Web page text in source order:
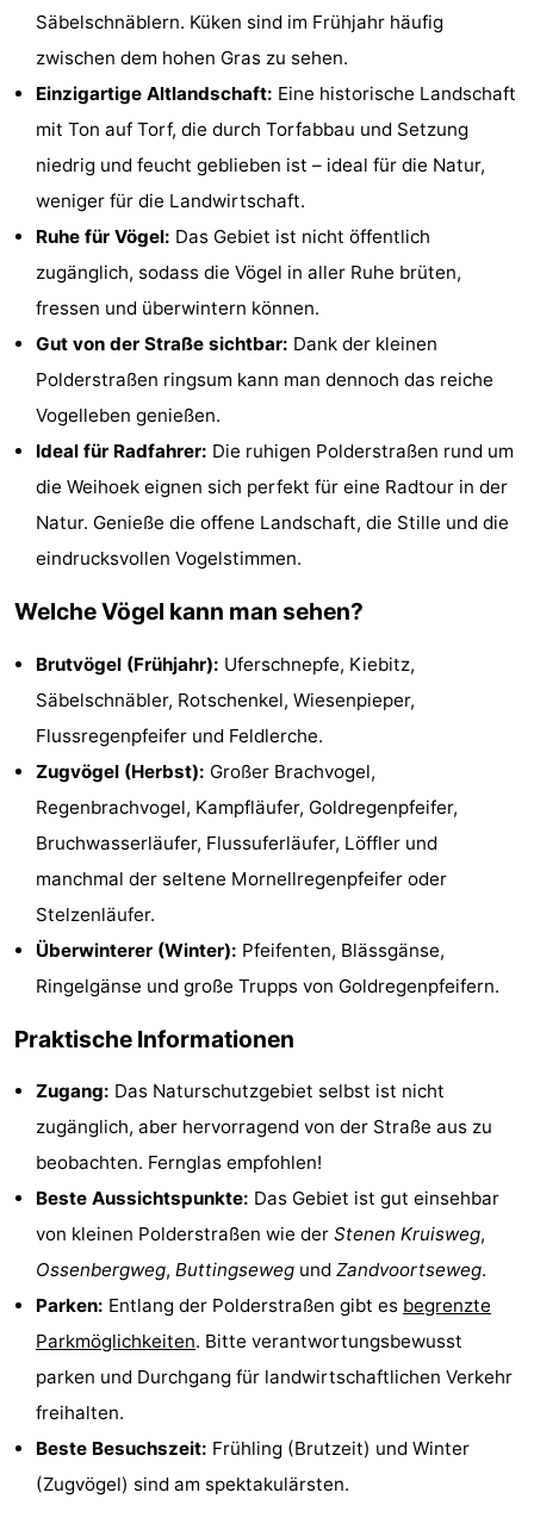
tun
Museen
Denkmäler
Mühlen
Leuchtturme
-
Aussichtspunkte
Attraktionen
-
Spielplätze
Indoor-
Spielplätze
-
Bowling
Minigolfplätze
Wellness-
Zentren
Dörfer
&
Städte
Natur
Führungen
Sport
Schwimmbader
Radfahren
Wandern
Reiten
-
Reitschulen
-
Golfplatze
Sportangeln
Mondriaan
Toorop
Essen
und
trinken
Veranstaltungen
Ringstechen
Praktisch
Säbelschnäblern. Küken sind im Frühjahr häufig
zwischen dem hohen Gras zu sehen.
Einzigartige Altlandschaft: Eine historische Landschaft
mit Ton auf Torf, die durch Torfabbau und Setzung
niedrig und feucht geblieben ist – ideal für die Natur,
weniger für die Landwirtschaft.
Ruhe für Vögel: Das Gebiet ist nicht öffentlich
zugänglich, sodass die Vögel in aller Ruhe brüten,
fressen und überwintern können.
Gut von der Straße sichtbar: Dank der kleinen
Polderstraßen ringsum kann man dennoch das reiche
Vogelleben genießen.
Ideal für Radfahrer: Die ruhigen Polderstraßen rund um
die Weihoek eignen sich perfekt für eine Radtour in der
Natur. Genieße die offene Landschaft, die Stille und die
eindrucksvollen Vogelstimmen.
Welche Vögel kann man sehen?
Brutvögel (Frühjahr): Uferschnepfe, Kiebitz,
Säbelschnäbler, Rotschenkel, Wiesenpieper,
Flussregenpfeifer und Feldlerche.
Zugvögel (Herbst): Großer Brachvogel,
Regenbrachvogel, Kampfläufer, Goldregenpfeifer,
Bruchwasserläufer, Flussuferläufer, Löffler und
manchmal der seltene Mornellregenpfeifer oder
Stelzenläufer.
Überwinterer (Winter): Pfeifenten, Blässgänse,
Ringelgänse und große Trupps von Goldregenpfeifern.
Praktische Informationen
Zugang: Das Naturschutzgebiet selbst ist nicht
zugänglich, aber hervorragend von der Straße aus zu
beobachten. Fernglas empfohlen!
Beste Aussichtspunkte: Das Gebiet ist gut einsehbar
von kleinen Polderstraßen wie der Stenen Kruisweg,
Ossenbergweg, Buttingseweg und Zandvoortseweg.
Parken: Entlang der Polderstraßen gibt es begrenzte
Parkmöglichkeiten. Bitte verantwortungsbewusst
parken und Durchgang für landwirtschaftlichen Verkehr
freihalten.
Beste Besuchszeit: Frühling (Brutzeit) und Winter
(Zugvögel) sind am spektakulärsten.